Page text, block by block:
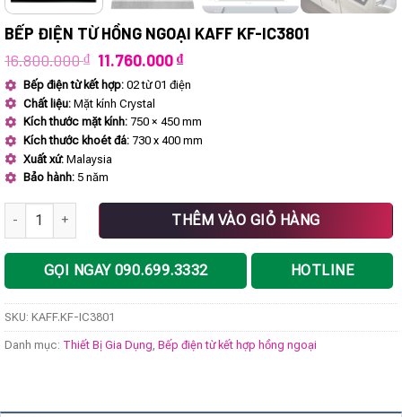
BẾP ĐIỆN TỪ HỒNG NGOẠI KAFF KF-IC3801
16.800.000₫ Giá
gốc
là:
16.800.000 ₫.
11.760.000₫Giá
hiện
tại
11.760.000 ₫.
Bếp điện từ kết hợp: 02 từ 01 điện
Chất liệu: Mặt kính Crystal
Kích thước mặt kính: 750 × 450 mm
Kích thước khoét đá: 730 x 400 mm
Xuất xứ: Malaysia
Bảo hành: 5 năm
Bếp điện từ hồng ngoại KAFF KF-IC3801 số lượng
THÊM VÀO GIỎ HÀNG
GỌI NGAY 090.699.3332 HOTLINE
SKU: KAFF.KF-IC3801
Danh mục: Thiết Bị Gia Dụng Bếp điện từ kết hợp hồng ngoại